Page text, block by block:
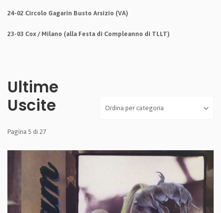
24-02 Circolo Gagarin Busto Arsizio (VA)
23-03 Cox / Milano (alla Festa di Compleanno di TLLT)
Ultime
Uscite
Pagina 5 di 27